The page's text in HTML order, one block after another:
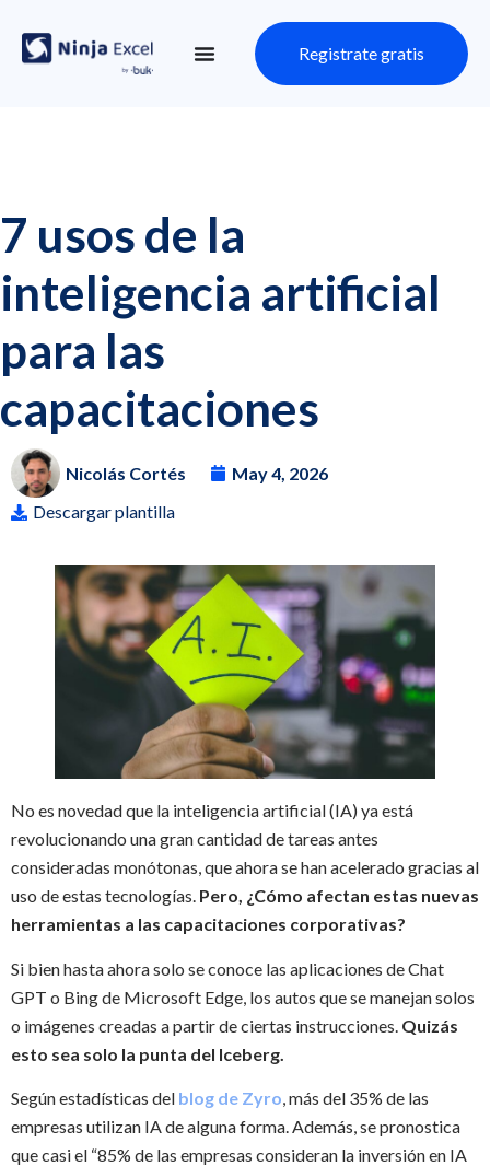
Registrate gratis
7 usos de la
inteligencia artificial
para las
capacitaciones
Nicolás Cortés
May 4, 2026
Descargar plantilla
No es novedad que la inteligencia artificial (IA) ya está
revolucionando una gran cantidad de tareas antes
consideradas monótonas, que ahora se han acelerado gracias al
uso de estas tecnologías. Pero, ¿Cómo afectan estas nuevas
herramientas a las capacitaciones corporativas?
Si bien hasta ahora solo se conoce las aplicaciones de Chat
GPT o Bing de Microsoft Edge, los autos que se manejan solos
o imágenes creadas a partir de ciertas instrucciones. Quizás
esto sea solo la punta del Iceberg.
Según estadísticas del blog de Zyro, más del 35% de las
empresas utilizan IA de alguna forma. Además, se pronostica
que casi el “85% de las empresas consideran la inversión en IA